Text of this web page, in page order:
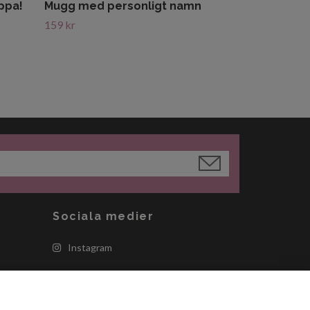
Mugg med personligt namn
159 kr
Sociala medier
Instagram